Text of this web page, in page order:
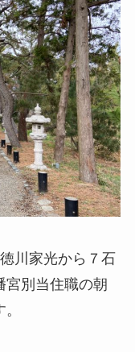
川家光から７石
宮別当住職の朝